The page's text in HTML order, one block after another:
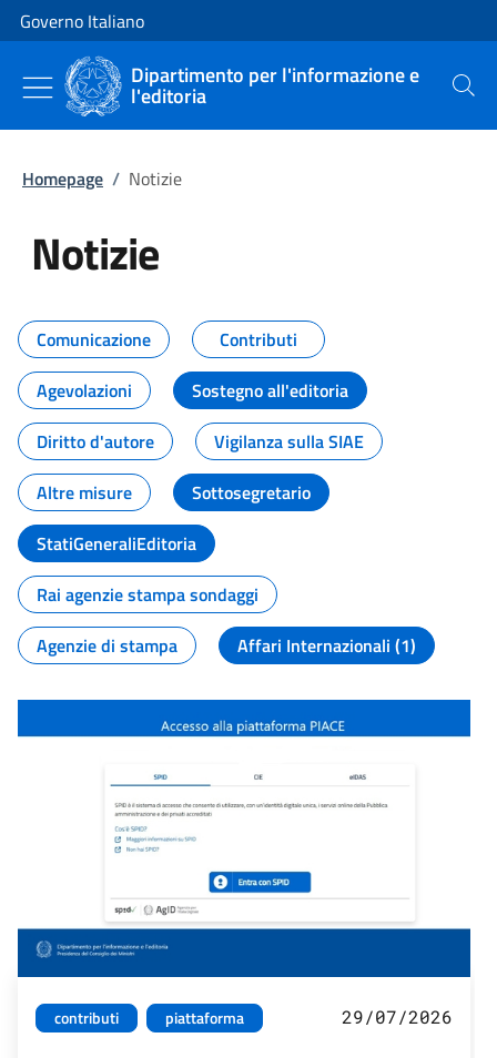
Vai al contenuto
Vai alla navigazione del sito
Governo Italiano
Dipartimento per l'informazione e
l'editoria Cerca
Homepage / Notizie
Notizie
Tutti i contenuti della pagina
Comunicazione
Contributi
Agevolazioni
Sostegno all'editoria
Diritto d'autore
Vigilanza sulla SIAE
Altre misure
Sottosegretario
StatiGeneraliEditoria
Rai agenzie stampa sondaggi
Agenzie di stampa
Affari Internazionali (1)
contributi piattaforma 29/07/2026